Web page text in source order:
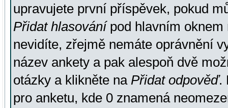
upravujete první příspěvek, pokud
Přidat hlasovánípod hlavním oknem
nevidíte, zřejmě nemáte oprávnění
název ankety a pak alespoň dvě
otázky a klikněte na Přidat odpověď.
pro anketu, kde 0 znamená